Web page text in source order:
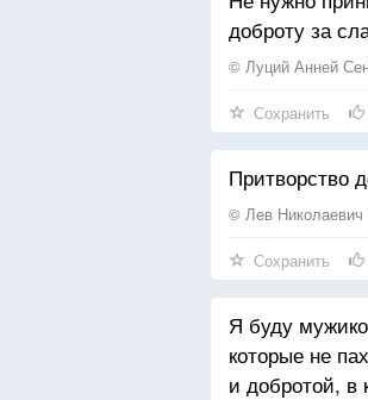
доброту за
© Луций Анней
Сохранить
Притворство
© Лев Николаевич
Сохранить
Я буду
которые не
и добротой, в